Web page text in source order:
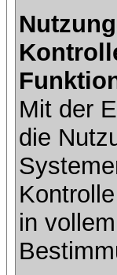
Mit der
die
in